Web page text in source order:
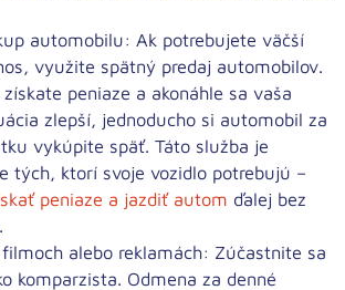
automobilu: Ak potrebujete väčší
využite spätný predaj automobilov.
peniaze a akonáhle sa vaša
zlepší, jednoducho si automobil za
vykúpite späť. Táto služba je
tých, ktorí svoje vozidlo potrebujú –
peniaze a jazdiť autom ďalej bez
alebo reklamách: Zúčastnite sa
komparzista. Odmena za denné